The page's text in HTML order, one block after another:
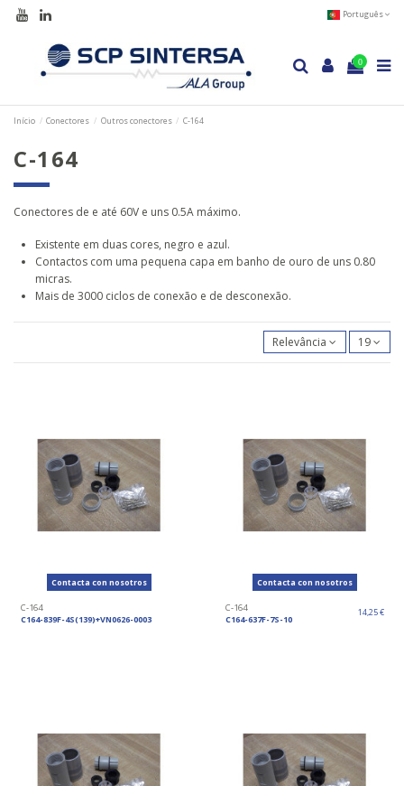
Português
0
Início Conectores Outros conectores C-164
C-164
Conectores de e até 60V e uns 0.5A máximo.
Existente em duas cores, negro e azul.
Contactos com uma pequena capa em banho de ouro de uns 0.80
micras.
Mais de 3000 ciclos de conexão e de desconexão.
Relevância 19
Contacta con nosotros
C-164
C164-839F-4S(139)+VN0626-0003
Contacta con nosotros
C-164
C164-637F-7S-10
14,25 €